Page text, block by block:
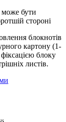
може бути
стороні
блокнотів
картону (1-
блоку
листів.